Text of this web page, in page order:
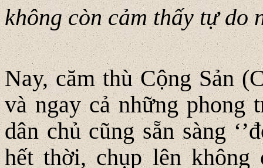
không còn cảm thấy tự do
Nay, căm thù Cộng Sản
và ngay cả những phong
dân chủ cũng sẵn sàng
hết thời, chụp lên không